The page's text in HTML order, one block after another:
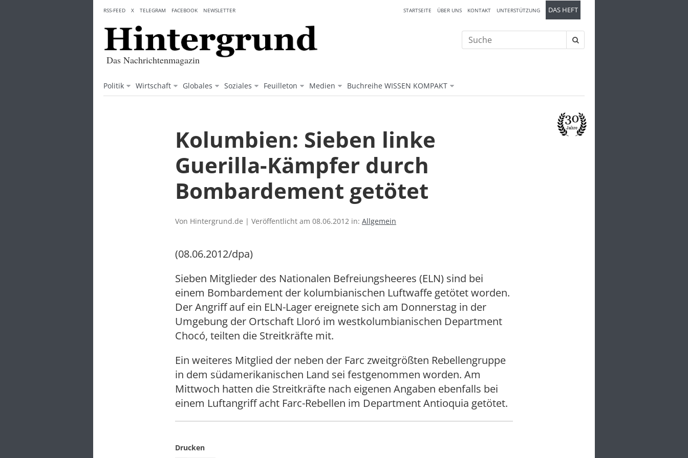
content
Das Nachrichtenmagazin
Politik Wirtschaft Globales Soziales Feuilleton Medien Buchreihe WISSEN KOMPAKT
STARTSEITE ÜBER UNS KONTAKT UNTERSTÜTZUNG DAS HEFT
RSS-FEED X TELEGRAM FACEBOOK NEWSLETTER
Suche
nach:
Kolumbien: Sieben linke
Guerilla-Kämpfer durch
Bombardement getötet
Von Hintergrund.de | Veröffentlicht am 08.06.2012 in: Allgemein
(08.06.2012/dpa)
Sieben Mitglieder des Nationalen Befreiungsheeres (ELN) sind bei
einem Bombardement der kolumbianischen Luftwaffe getötet worden.
Der Angriff auf ein ELN-Lager ereignete sich am Donnerstag in der
Umgebung der Ortschaft Lloró im westkolumbianischen Department
Chocó, teilten die Streitkräfte mit.
Ein weiteres Mitglied der neben der Farc zweitgrößten Rebellengruppe
in dem südamerikanischen Land sei festgenommen worden. Am
Mittwoch hatten die Streitkräfte nach eigenen Angaben ebenfalls bei
einem Luftangriff acht Farc-Rebellen im Department Antioquia getötet.
Drucken